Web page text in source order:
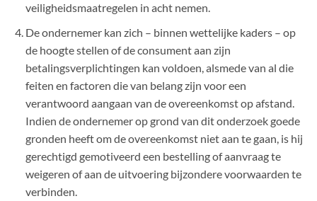
veiligheidsmaatregelen in acht nemen.
De ondernemer kan zich – binnen wettelijke kaders – op
de hoogte stellen of de consument aan zijn
betalingsverplichtingen kan voldoen, alsmede van al die
feiten en factoren die van belang zijn voor een
verantwoord aangaan van de overeenkomst op afstand.
Indien de ondernemer op grond van dit onderzoek goede
gronden heeft om de overeenkomst niet aan te gaan, is hij
gerechtigd gemotiveerd een bestelling of aanvraag te
weigeren of aan de uitvoering bijzondere voorwaarden te
verbinden.